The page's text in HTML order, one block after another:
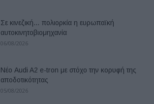
Σε κινεζική… πολιορκία η ευρωπαϊκή
αυτοκινητοβιομηχανία
06/08/2026
Νέο Audi A2 e-tron με στόχο την κορυφή της
αποδοτικότητας
05/08/2026